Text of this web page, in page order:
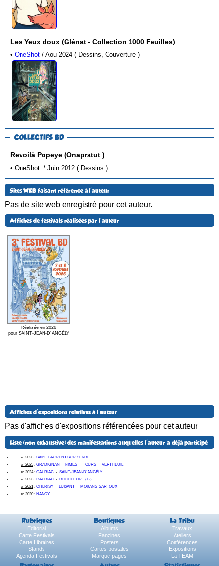
Les Yeux doux (Glénat - Collection 1000 Feuilles)
•OneShot / Aou 2024 ( Dessins, Couverture )
COLLECTIFS BD
Revoilà Popeye (Onapratut )
• OneShot / Juin 2012 ( Dessins )
Sites WEB faisant référence à l'auteur
Pas de site web enregistré pour cet auteur.
Affiches de festivals réalisées par l'auteur
Réalisée en 2026
pour SAINT-JEAN-D´ANGÉLY
Affiches d'expositions relatives à l'auteur
Pas d'affiches d'expositions référencées pour cet auteur
Liste (non exhaustive) des manifestations auquelles l'auteur a déjà participé
en 2026 : SAINT LAURENT SUR SEVRE
en 2025 : GRADIGNAN - NIMES - TOURS - VERTHEUIL
en 2024: GAURIAC - SAINT-JEAN-D´ANGÉLY
en 2023 : GAURIAC - ROCHEFORT (Fr)
en 2021 : CHERISY - LUISANT - MOUANS-SARTOUX
en 2020: NANCY
Rubriques Boutiques La Tribu
Éditorial Albums
Travaux
Carte Festivals
Fanzines
Ateliers
Carte Libraires
Posters
Conférences
Stands
Cartes-postales
Expositions
Agenda Festivals
Marque-pages La TEAM